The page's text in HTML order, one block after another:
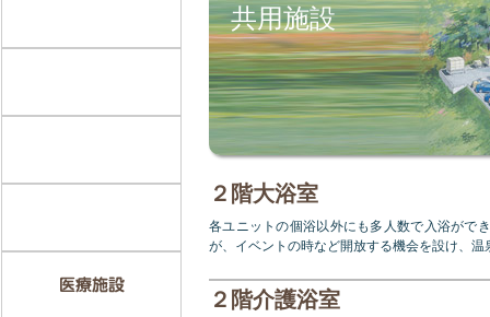
共用施設
２階大浴室
各ユニットの個浴以外にも多人数で入浴がで
が、イベントの時など開放する機会を設け、
２階介護浴室